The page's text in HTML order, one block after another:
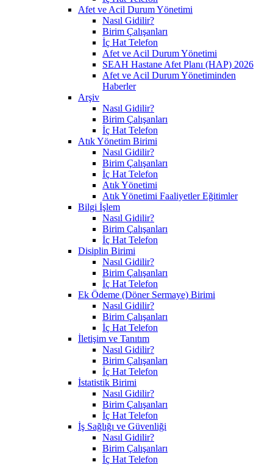
Afet ve Acil Durum Yönetimi
Nasıl Gidilir?
Birim Çalışanları
İç Hat Telefon
Afet ve Acil Durum Yönetimi
SEAH Hastane Afet Planı (HAP) 2026
Afet ve Acil Durum Yönetiminden
Haberler
Arşiv
Nasıl Gidilir?
Birim Çalışanları
İç Hat Telefon
Atık Yönetim Birimi
Nasıl Gidilir?
Birim Çalışanları
İç Hat Telefon
Atık Yönetimi
Atık Yönetimi Faaliyetler Eğitimler
Bilgi İşlem
Nasıl Gidilir?
Birim Çalışanları
İç Hat Telefon
Disiplin Birimi
Nasıl Gidilir?
Birim Çalışanları
İç Hat Telefon
Ek Ödeme (Döner Sermaye) Birimi
Nasıl Gidilir?
Birim Çalışanları
İç Hat Telefon
İletişim ve Tanıtım
Nasıl Gidilir?
Birim Çalışanları
İç Hat Telefon
İstatistik Birimi
Nasıl Gidilir?
Birim Çalışanları
İç Hat Telefon
İş Sağlığı ve Güvenliği
Nasıl Gidilir?
Birim Çalışanları
İç Hat Telefon